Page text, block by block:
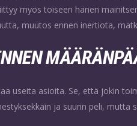
myös toiseen hänen
muutos ennen inertiota,
useita asioita. Se, että jokin
ja suurin peli, mutta